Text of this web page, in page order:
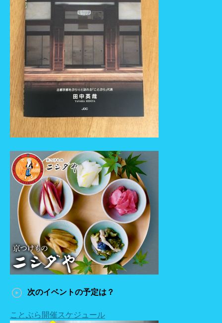
次のイベントの予定は？
ことぶら開催スケジュール